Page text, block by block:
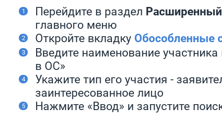
Перейдите в раздел
главного меню
Откройте вкладку Обособленные
Введите наименование участника
в ОС»
Укажите тип его участия -
заинтересованное лицо
Нажмите «Ввод» и запустите